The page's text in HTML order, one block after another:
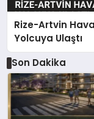
Rize-Artvin
Yolcuya Ulaştı
Son Dakika